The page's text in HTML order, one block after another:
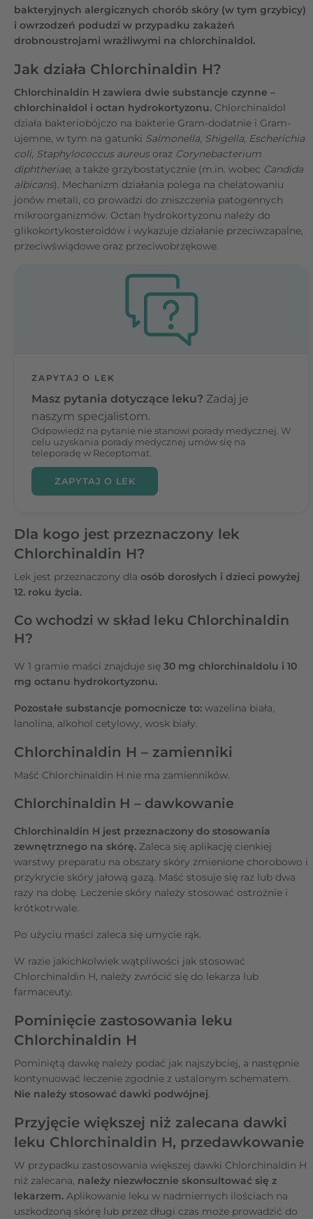
bakteryjnych alergicznych chorób skóry (w tym grzybicy)
i owrzodzeń podudzi w przypadku zakażeń
drobnoustrojami wrażliwymi na chlorchinaldol.
Jak działa Chlorchinaldin H?
Chlorchinaldin H zawiera dwie substancje czynne –
chlorchinaldol i octan hydrokortyzonu. Chlorchinaldol
działa bakteriobójczo na bakterie Gram-dodatnie i Gram-
ujemne, w tym na gatunki Salmonella, Shigella, Escherichia
coli, Staphylococcus aureusoraz Corynebacterium
diphtheriae, a także grzybostatycznie (m.in. wobec Candida
albicans). Mechanizm działania polega na chelatowaniu
jonów metali, co prowadzi do zniszczenia patogennych
mikroorganizmów. Octan hydrokortyzonu należy do
glikokortykosteroidów i wykazuje działanie przeciwzapalne,
przeciwświądowe oraz przeciwobrzękowe.
ZAPYTAJ O LEK
Masz pytania dotyczące leku? Zadaj je
naszym specjalistom.
Odpowiedź na pytanie nie stanowi porady medycznej. W
celu uzyskania porady medycznej umów się na
teleporadę w Receptomat.
ZAPYTAJ O LEK
Dla kogo jest przeznaczony lek
Chlorchinaldin H?
Lek jest przeznaczony dla osób dorosłych i dzieci powyżej
12. roku życia.
Co wchodzi w skład leku Chlorchinaldin
H?
W 1 gramie maści znajduje się 30 mg chlorchinaldolu i 10
mg octanu hydrokortyzonu.
Pozostałe substancje pomocnicze to: wazelina biała,
lanolina, alkohol cetylowy, wosk biały.
Chlorchinaldin H – zamienniki
Maść Chlorchinaldin H nie ma zamienników.
Chlorchinaldin H – dawkowanie
Chlorchinaldin H jest przeznaczony do stosowania
zewnętrznego na skórę. Zaleca się aplikację cienkiej
warstwy preparatu na obszary skóry zmienione chorobowo i
przykrycie skóry jałową gazą. Maść stosuje się raz lub dwa
razy na dobę. Leczenie skóry należy stosować ostrożnie i
krótkotrwale.
Po użyciu maści zaleca się umycie rąk.
W razie jakichkolwiek wątpliwości jak stosować
Chlorchinaldin H, należy zwrócić się do lekarza lub
farmaceuty.
Pominięcie zastosowania leku
Chlorchinaldin H
Pominiętą dawkę należy podać jak najszybciej, a następnie
kontynuować leczenie zgodnie z ustalonym schematem.
Nie należy stosować dawki podwójnej.
Przyjęcie większej niż zalecana dawki
leku Chlorchinaldin H, przedawkowanie
W przypadku zastosowania większej dawki Chlorchinaldin H
niż zalecana, należy niezwłocznie skonsultować się z
lekarzem. Aplikowanie leku w nadmiernych ilościach na
uszkodzoną skórę lub przez długi czas może prowadzić do